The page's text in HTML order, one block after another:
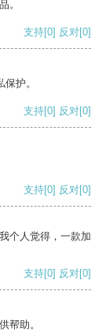
。
支持[0] 反对[0]
护。
支持[0] 反对[0]
支持[0] 反对[0]
个人觉得，一款加
支持[0] 反对[0]
帮助。